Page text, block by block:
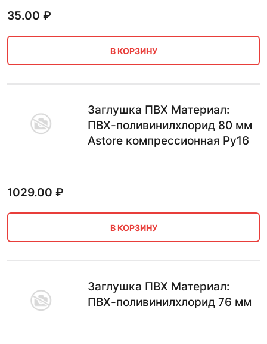
35.00 ₽
В КОРЗИНУ
Заглушка ПВХ Материал:
ПВХ-поливинилхлорид 80 мм
Astore компрессионная Ру16
1029.00 ₽
В КОРЗИНУ
Заглушка ПВХ Материал:
ПВХ-поливинилхлорид 76 мм